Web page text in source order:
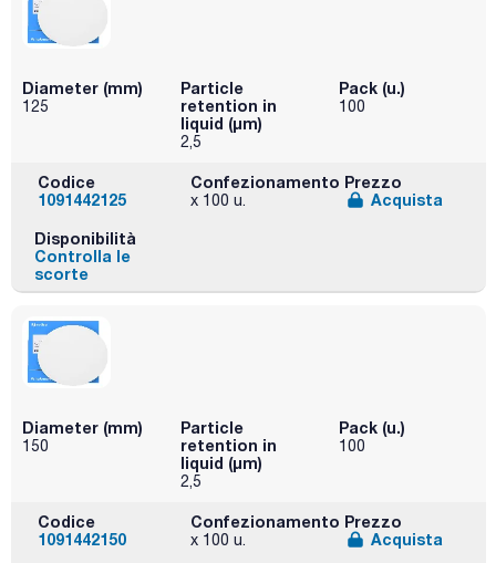
Diameter (mm)
125
Particle
retention in
liquid (μm)
2,5
Pack (u.)
100
Codice
1091442125
Confezionamento
x 100 u.
Prezzo
Acquista
Disponibilità
Controlla le
scorte
Diameter (mm)
150
Particle
retention in
liquid (μm)
2,5
Pack (u.)
100
Codice
1091442150
Confezionamento
x 100 u.
Prezzo
Acquista